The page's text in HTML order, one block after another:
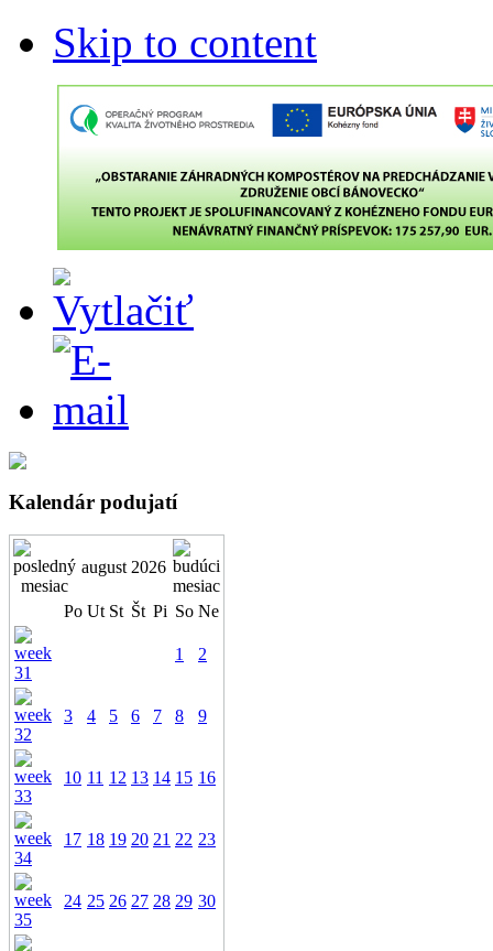
Skip to content
Kalendár podujatí
august 2026
Po Ut St Št Pi So Ne
1 2
3 4 5 6 7 8 9
10 11 12 13 14 15 16
17 18 19 20 21 22 23
24 25 26 27 28 29 30